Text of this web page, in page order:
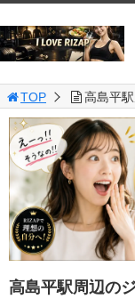
TOP 高島平
高島平駅周辺の